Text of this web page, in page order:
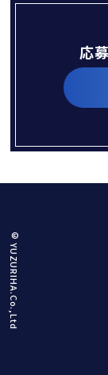
応
© YUZURIHA.Co.,Ltd